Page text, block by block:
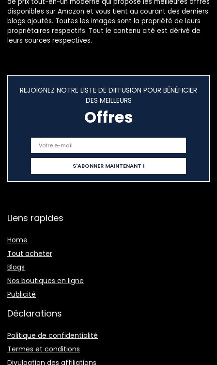
disponibles sur Amazon et vous tient au courant des derniers
blogs ajoutés. Toutes les images sont la propriété de leurs
propriétaires respectifs. Tout le contenu cité est dérivé de
leurs sources respectives.
REJOIGNEZ NOTRE LISTE DE DIFFUSION POUR BÉNÉFICIER
DES MEILLEURS
Offres
Liens rapides
Home
Tout acheter
Blogs
Nos boutiques en ligne
Publicité
Déclarations
Politique de confidentialité
Termes et conditions
Divulgation des affiliations